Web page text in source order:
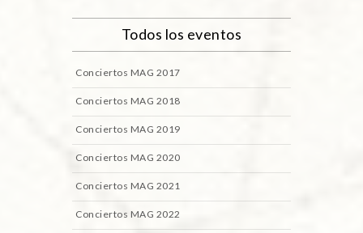
Todos los eventos
Conciertos MAG 2017
Conciertos MAG 2018
Conciertos MAG 2019
Conciertos MAG 2020
Conciertos MAG 2021
Conciertos MAG 2022